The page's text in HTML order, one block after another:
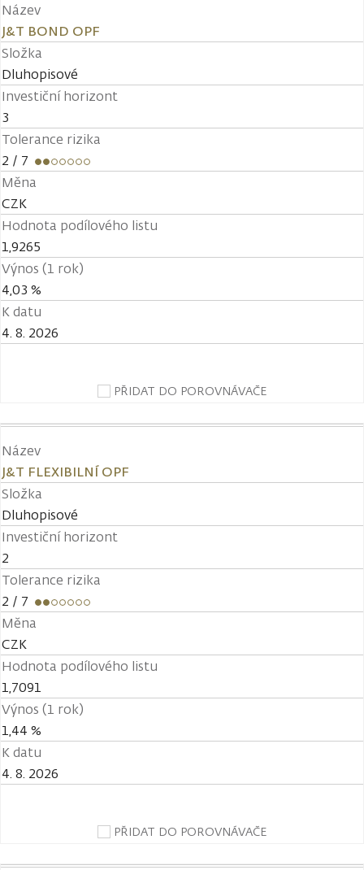
Název
J&T BOND OPF
Složka
Dluhopisové
Investiční horizont
3
Tolerance rizika
2 / 7
Měna
CZK
Hodnota podílového listu
1,9265
Výnos (1 rok)
4,03 %
K datu
4. 8. 2026
PŘIDAT DO POROVNÁVAČE
Název
J&T FLEXIBILNÍ OPF
Složka
Dluhopisové
Investiční horizont
2
Tolerance rizika
2 / 7
Měna
CZK
Hodnota podílového listu
1,7091
Výnos (1 rok)
1,44 %
K datu
4. 8. 2026
PŘIDAT DO POROVNÁVAČE